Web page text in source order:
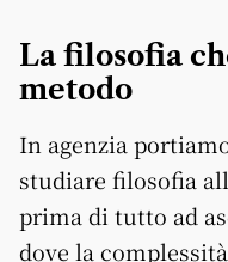
La filosofia
metodo
In agenzia
studiare filosofia
prima di tutto ad
dove la